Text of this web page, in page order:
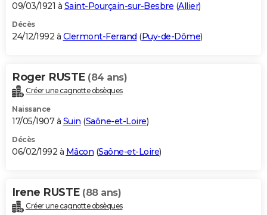
09/03/1921 à Saint-Pourçain-sur-Besbre (Allier)
Décès
24/12/1992 à Clermont-Ferrand (Puy-de-Dôme)
Roger RUSTE (84 ans)
Créer une cagnotte obsèques
Naissance
17/05/1907 à Suin (Saône-et-Loire)
Décès
06/02/1992 à Mâcon (Saône-et-Loire)
Irene RUSTE (88 ans)
Créer une cagnotte obsèques